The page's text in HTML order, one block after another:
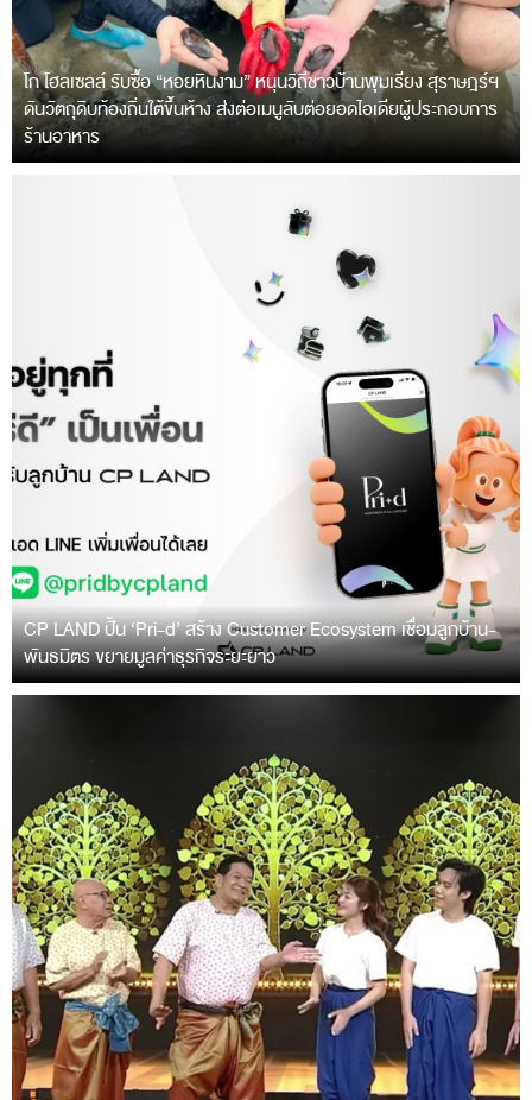
โก โฮลเซลล์ รับซื้อ “หอยหินงาม” หนุนวิถีชาวบ้านพุมเรียง สุราษฎร์ฯ
ดันวัตถุดิบท้องถิ่นใต้ขึ้นห้าง ส่งต่อเมนูลับต่อยอดไอเดียผู้ประกอบการ
ร้านอาหาร
CP LAND ปั้น ‘Pri-d’ สร้าง Customer Ecosystem เชื่อมลูกบ้าน-
พันธมิตร ขยายมูลค่าธุรกิจระยะยาว